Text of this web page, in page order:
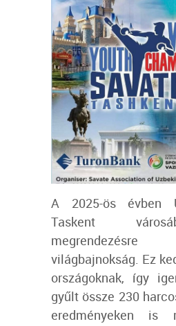
A 2025-ös évben
Taskent
világbajnokság. Ez
országoknak, így
gyűlt össze 230
eredményeken is